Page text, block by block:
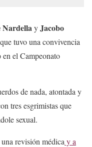
NardellayJacobo
tuvo una convivencia
el Campeonato
de nada, atontada y
tres esgrimistas que
sexual.
revisión médica y a